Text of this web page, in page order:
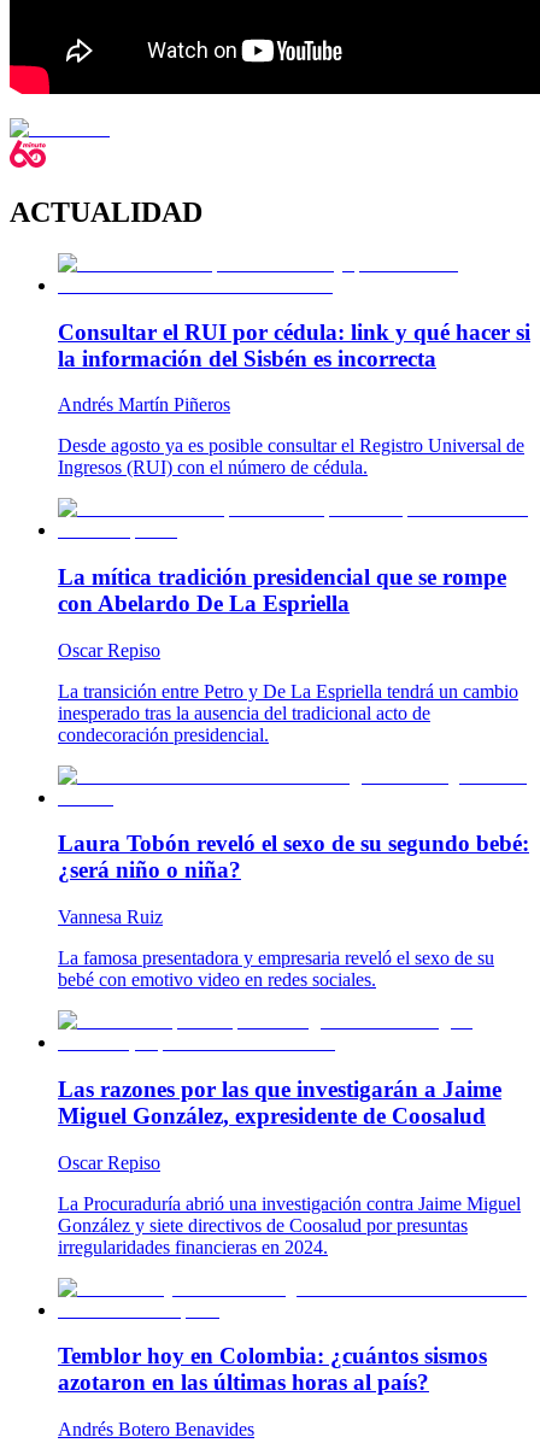
ACTUALIDAD
Consultar el RUI por cédula: link y qué hacer si
la información del Sisbén es incorrecta
Andrés Martín Piñeros
Desde agosto ya es posible consultar el Registro Universal de
Ingresos (RUI) con el número de cédula.
La mítica tradición presidencial que se rompe
con Abelardo De La Espriella
Oscar Repiso
La transición entre Petro y De La Espriella tendrá un cambio
inesperado tras la ausencia del tradicional acto de
condecoración presidencial.
Laura Tobón reveló el sexo de su segundo bebé:
¿será niño o niña?
Vannesa Ruiz
La famosa presentadora y empresaria reveló el sexo de su
bebé con emotivo video en redes sociales.
Las razones por las que investigarán a Jaime
Miguel González, expresidente de Coosalud
Oscar Repiso
La Procuraduría abrió una investigación contra Jaime Miguel
González y siete directivos de Coosalud por presuntas
irregularidades financieras en 2024.
Temblor hoy en Colombia: ¿cuántos sismos
azotaron en las últimas horas al país?
Andrés Botero Benavides